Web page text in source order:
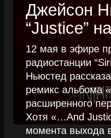
Джейсон
“Justice”
12 мая в эфире
радиостанции
Ньюстед
ремикс альбома
расширенного
Хотя «…And
момента выхода